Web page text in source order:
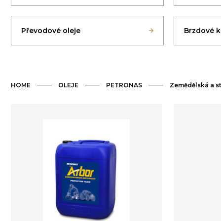
Převodové oleje Brzdové
HOME OLEJE PETRONAS Zemědělská a